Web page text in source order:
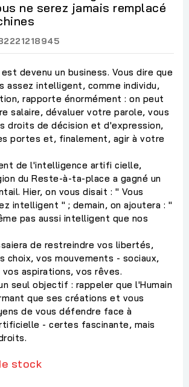
ne serez jamais remplacé
devenu un business. Vous dire que
assez intelligent, comme individu,
rapporte énormément : on peut
salaire, dévaluer votre parole, vous
droits de décision et d'expression,
portes et, finalement, agir à votre
de l'intelligence artifi cielle,
du Reste-à-ta-place a gagné un
Hier, on vous disait : " Vous
intelligent " ; demain, on ajoutera : "
pas aussi intelligent que nos
de restreindre vos libertés,
choix, vos mouvements - sociaux,
aspirations, vos rêves.
seul objectif : rappeler que l'Humain
que ses créations et vous
de vous défendre face à
- certes fascinante, mais
stock